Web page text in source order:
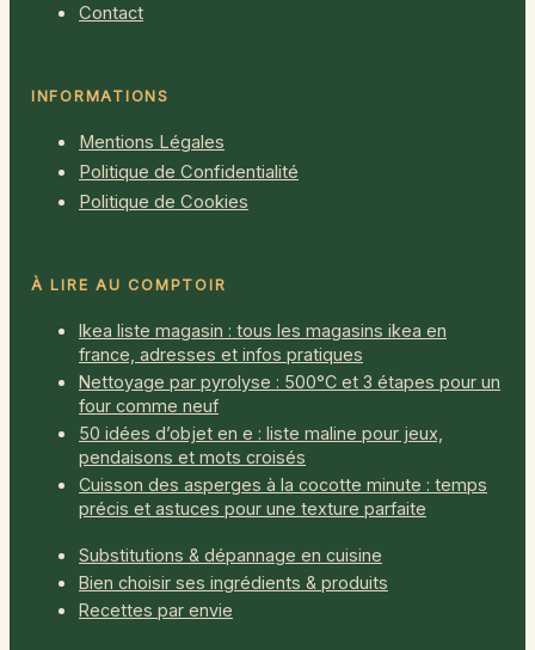
Contact
INFORMATIONS
Mentions Légales
Politique de Confidentialité
Politique de Cookies
À LIRE AU COMPTOIR
Ikea liste magasin : tous les magasins ikea en
france, adresses et infos pratiques
Nettoyage par pyrolyse : 500°C et 3 étapes pour un
four comme neuf
50 idées d’objet en e : liste maline pour jeux,
pendaisons et mots croisés
Cuisson des asperges à la cocotte minute : temps
précis et astuces pour une texture parfaite
Substitutions & dépannage en cuisine
Bien choisir ses ingrédients & produits
Recettes par envie